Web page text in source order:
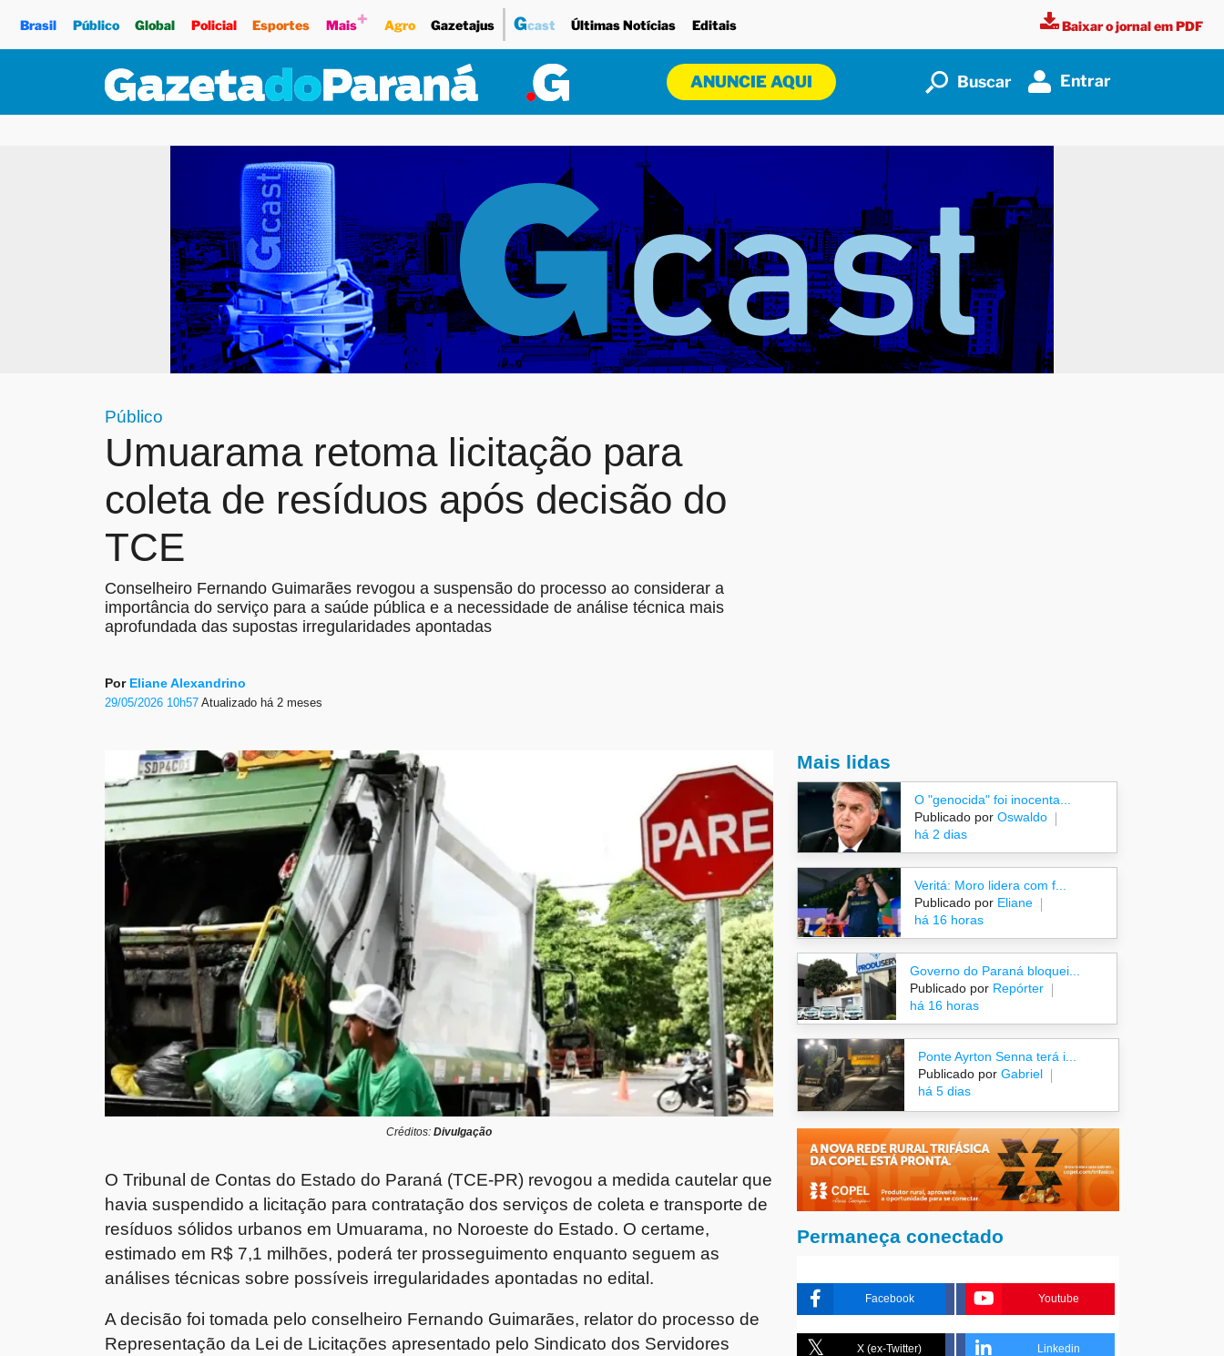
Brasil Público Global Policial Esportes Mais+ Agro Gazetajus Gcast Últimas Notícias Editais Baixar o jornal em PDF
ANUNCIE AQUI Buscar Entrar
Público
Umuarama retoma licitação para
coleta de resíduos após decisão do
TCE
Conselheiro Fernando Guimarães revogou a suspensão do processo ao considerar a
importância do serviço para a saúde pública e a necessidade de análise técnica mais
aprofundada das supostas irregularidades apontadas
Por Eliane Alexandrino
29/05/2026 10h57Atualizado há 2 meses
Créditos: Divulgação
O Tribunal de Contas do Estado do Paraná (TCE-PR) revogou a medida cautelar que
havia suspendido a licitação para contratação dos serviços de coleta e transporte de
resíduos sólidos urbanos em Umuarama, no Noroeste do Estado. O certame,
estimado em R$ 7,1 milhões, poderá ter prosseguimento enquanto seguem as
análises técnicas sobre possíveis irregularidades apontadas no edital.
A decisão foi tomada pelo conselheiro Fernando Guimarães, relator do processo de
Representação da Lei de Licitações apresentado pelo Sindicato dos Servidores
Mais lidas
O "genocida" foi inocenta...
Publicado por Oswaldo
há 2 dias
Veritá: Moro lidera com f...
Publicado porEliane
há 16 horas
Governo do Paraná bloquei...
Publicado porRepórter
há 16 horas
Ponte Ayrton Senna terá i...
Publicado por Gabriel
há 5 dias
Permaneça conectado
Facebook Youtube
X (ex-Twitter) Linkedin